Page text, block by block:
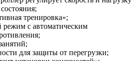
тренировка»;
режим с автоматическим
для защиты от перегрузки;